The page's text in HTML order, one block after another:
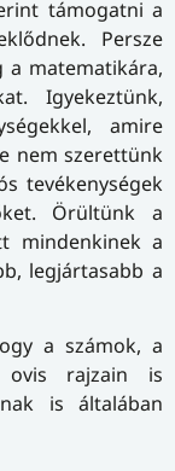
támogatni a
Persze
a matematikára,
Igyekeztünk,
amire
nem szerettünk
tevékenységek
Örültünk a
mindenkinek a
legjártasabb a
a számok, a
ovis rajzain is
is általában